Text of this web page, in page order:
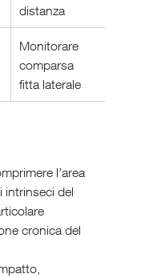
distanza
Monitorare
comparsa
fitta laterale
l’area
intrinseci del
cronica del